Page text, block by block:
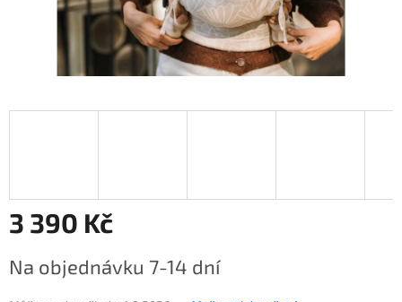
3 390 Kč
cena:
Na objednávku 7-14 dní